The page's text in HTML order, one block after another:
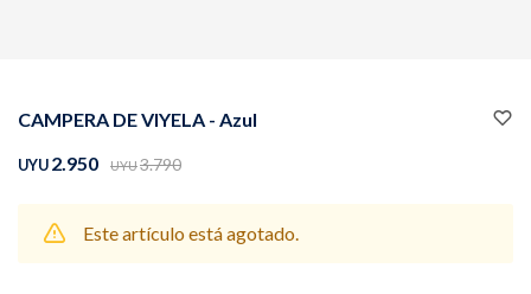
CAMPERA DE VIYELA - Azul
UYU2.950 UYU3.790
Este artículo está agotado.
Camperas Chalecos